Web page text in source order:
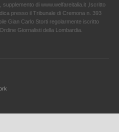
supplemento di www.welfareitalia.it ,Iscritto
presso il Tribunale di Cremona n. 393
Gian Carlo Storti regolarmente iscritto
Giornalisti della Lombardia.